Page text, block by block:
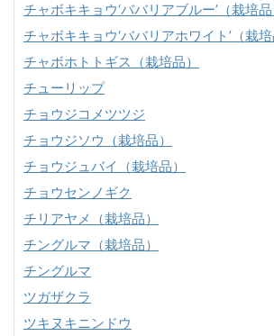
チャボキキョウ‘ババリアブルー’（栽培品
チャボキキョウ‘ババリアホワイト’（栽培
チャボホトトギス（栽培品）
チューリップ
チョウジコメツツジ
チョウジソウ（栽培品）
チョウジュバイ（栽培品）
チョウセンノギク
チリアヤメ（栽培品）
チングルマ（栽培品）
チングルマ
ツガザクラ
ツキヌキニンドウ